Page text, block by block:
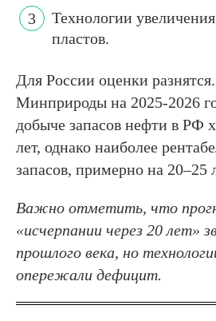
Технологии
пластов.
Для России оценки
Минприроды на 2025-2026
добыче запасов нефти в РФ
лет, однако наиболее
запасов, примерно на 20–25
Важно отметить, что
«исчерпании через 20 лет»
прошлого века, но
опережали дефицит.